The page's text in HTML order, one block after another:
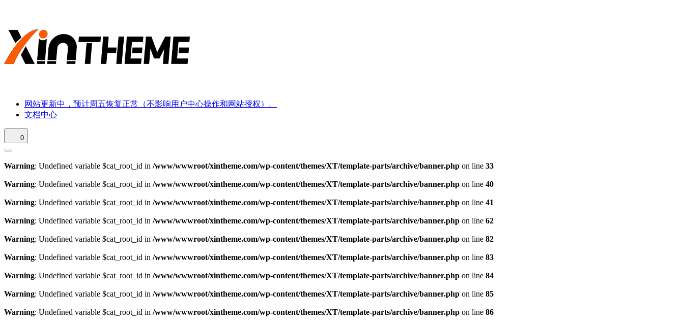
网站更新中，预计周五恢复正常（不影响用户中心操作和网站授权）。
文档中心
0
Warning: Undefined variable $cat_root_id in /www/wwwroot/xintheme.com/wp-content/themes/XT/template-parts/archive/banner.php on line 33
Warning: Undefined variable $cat_root_id in /www/wwwroot/xintheme.com/wp-content/themes/XT/template-parts/archive/banner.php on line 40
Warning: Undefined variable $cat_root_id in /www/wwwroot/xintheme.com/wp-content/themes/XT/template-parts/archive/banner.php on line 41
Warning: Undefined variable $cat_root_id in /www/wwwroot/xintheme.com/wp-content/themes/XT/template-parts/archive/banner.php on line 62
Warning: Undefined variable $cat_root_id in /www/wwwroot/xintheme.com/wp-content/themes/XT/template-parts/archive/banner.php on line 82
Warning: Undefined variable $cat_root_id in /www/wwwroot/xintheme.com/wp-content/themes/XT/template-parts/archive/banner.php on line 83
Warning: Undefined variable $cat_root_id in /www/wwwroot/xintheme.com/wp-content/themes/XT/template-parts/archive/banner.php on line 84
Warning: Undefined variable $cat_root_id in /www/wwwroot/xintheme.com/wp-content/themes/XT/template-parts/archive/banner.php on line 85
Warning: Undefined variable $cat_root_id in /www/wwwroot/xintheme.com/wp-content/themes/XT/template-parts/archive/banner.php on line 86